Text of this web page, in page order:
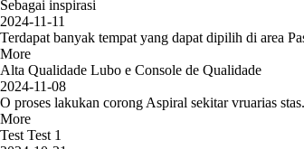
Sebagai inspirasi
2024-11-11
Terdapat banyak tempat yang dapat dipilih di area
More
Alta Qualidade Lubo e Console de Qualidade
2024-11-08
O proses lakukan corong Aspiral sekitar vruarias
More
Test Test 1